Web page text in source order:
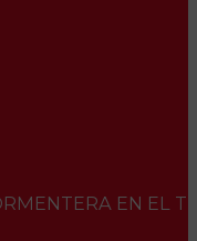
EN EL